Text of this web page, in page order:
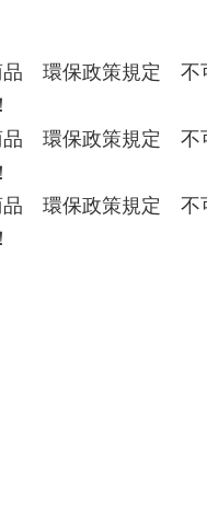
　環保政策規定　
　環保政策規定　
　環保政策規定　